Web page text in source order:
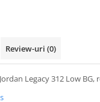
Review-uri (0)
Legacy 312 Low BG,